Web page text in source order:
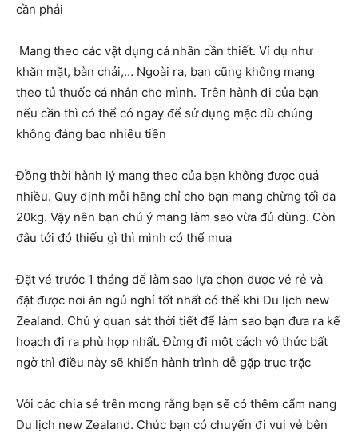
cần phải
Mang theo các vật dụng cá nhân cần thiết. Ví dụ như
khăn mặt, bàn chải,… Ngoài ra, bạn cũng không mang
theo tủ thuốc cá nhân cho mình. Trên hành đi của bạn
nếu cần thì có thể có ngay để sử dụng mặc dù chúng
không đáng bao nhiêu tiền
Đồng thời hành lý mang theo của bạn không được quá
nhiều. Quy định mỗi hãng chỉ cho bạn mang chừng tối đa
20kg. Vậy nên bạn chú ý mang làm sao vừa đủ dùng. Còn
đâu tới đó thiếu gì thì mình có thể mua
Đặt vé trước 1 tháng để làm sao lựa chọn được vé rẻ và
đặt được nơi ăn ngủ nghỉ tốt nhất có thể khi Du lịch new
Zealand. Chú ý quan sát thời tiết để làm sao bạn đưa ra kế
hoạch đi ra phù hợp nhất. Đừng đi một cách vô thức bất
ngờ thì điều này sẽ khiến hành trình dễ gặp trục trặc
Với các chia sẻ trên mong rằng bạn sẽ có thêm cẩm nang
Du lịch new Zealand. Chúc bạn có chuyến đi vui vẻ bên